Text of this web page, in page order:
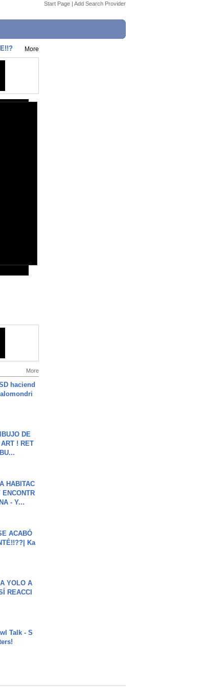
Start Page | Add Search Provider
More
More
haciend
DE
! RET
HABITAC
ENCONTR
- Y...
ACABÓ
Ka
YOLO A
REACCI
Talk - S